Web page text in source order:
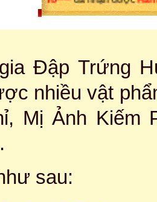
Đập Trứng
nhiều vật
Mị Ảnh Kiếm
sau: